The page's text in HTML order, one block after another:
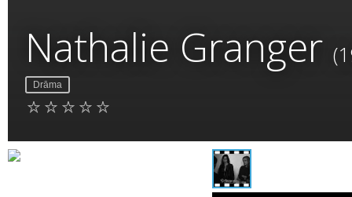
Nathalie Granger
Drāma